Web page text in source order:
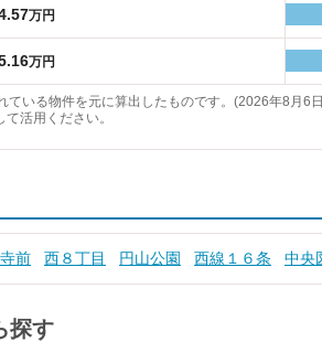
万円
万円
ている物件を元に算出したものです。(2026年8月6
活用ください。
前 西８丁目 円山公園 西線１６条 中央
探す